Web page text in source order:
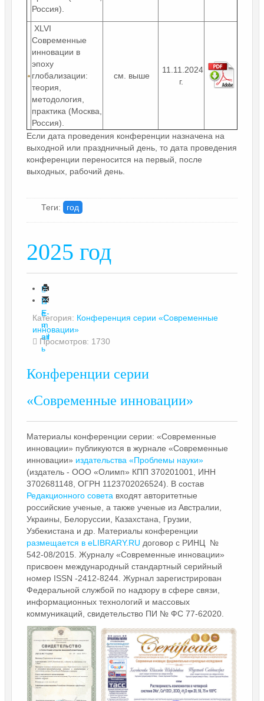
Россия).
XLVI
Современные
инновации в
эпоху
глобализации:
теория,
методология,
практика (Москва,
Россия).
см. выше
11.11.2024
г.
Если дата проведения конференции назначена на
выходной или праздничный день, то дата проведения
конференции переносится на первый, после
выходных, рабочий день.
Теги: год
2025 год
П
е
ч
ат
ь
E-
m
ail
Категория: Конференция серии «Современные
инновации»
Просмотров: 1730
Конференции серии
«Современные инновации»
Материалы конференции серии: «Современные
инновации» публикуются в журнале «Современные
инновации» издательства «Проблемы науки»
(издатель - ООО «Олимп» КПП 370201001, ИНН
3702681148, ОГРН 1123702026524). В состав
Редакционного совета входят авторитетные
российские ученые, а также ученые из Австралии,
Украины, Белоруссии, Казахстана, Грузии,
Узбекистана и др. Материалы конференции
размещается в eLIBRARY.RU договор с РИНЦ №
542-08/2015. Журналу «Современные инновации»
присвоен международный стандартный серийный
номер ISSN -2412-8244. Журнал зарегистрирован
Федеральной службой по надзору в сфере связи,
информационных технологий и массовых
коммуникаций, свидетельство ПИ № ФС 77-62020.